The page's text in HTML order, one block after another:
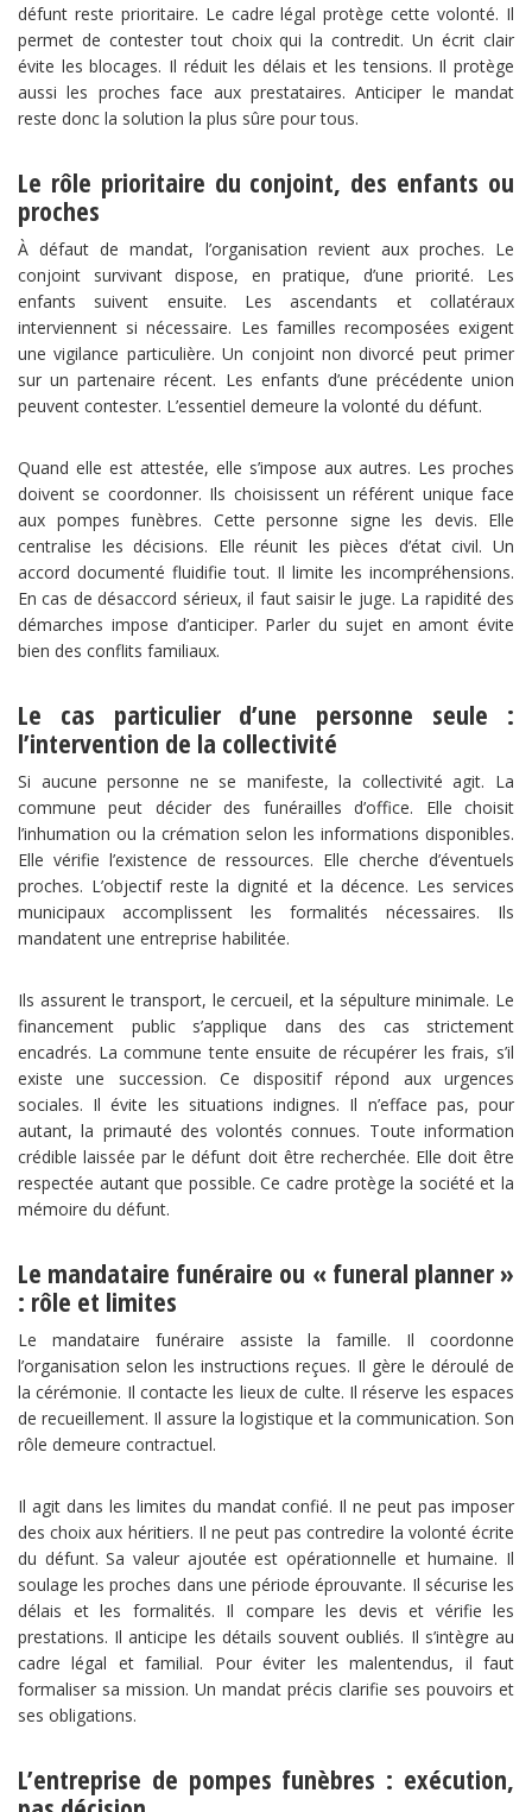
défunt reste prioritaire. Le cadre légal protège cette volonté. Il
permet de contester tout choix qui la contredit. Un écrit clair
évite les blocages. Il réduit les délais et les tensions. Il protège
aussi les proches face aux prestataires. Anticiper le mandat
reste donc la solution la plus sûre pour tous.
Le rôle prioritaire du conjoint, des enfants ou
proches
À défaut de mandat, l’organisation revient aux proches. Le
conjoint survivant dispose, en pratique, d’une priorité. Les
enfants suivent ensuite. Les ascendants et collatéraux
interviennent si nécessaire. Les familles recomposées exigent
une vigilance particulière. Un conjoint non divorcé peut primer
sur un partenaire récent. Les enfants d’une précédente union
peuvent contester. L’essentiel demeure la volonté du défunt.
Quand elle est attestée, elle s’impose aux autres. Les proches
doivent se coordonner. Ils choisissent un référent unique face
aux pompes funèbres. Cette personne signe les devis. Elle
centralise les décisions. Elle réunit les pièces d’état civil. Un
accord documenté fluidifie tout. Il limite les incompréhensions.
En cas de désaccord sérieux, il faut saisir le juge. La rapidité des
démarches impose d’anticiper. Parler du sujet en amont évite
bien des conflits familiaux.
Le cas particulier d’une personne seule :
l’intervention de la collectivité
Si aucune personne ne se manifeste, la collectivité agit. La
commune peut décider des funérailles d’office. Elle choisit
l’inhumation ou la crémation selon les informations disponibles.
Elle vérifie l’existence de ressources. Elle cherche d’éventuels
proches. L’objectif reste la dignité et la décence. Les services
municipaux accomplissent les formalités nécessaires. Ils
mandatent une entreprise habilitée.
Ils assurent le transport, le cercueil, et la sépulture minimale. Le
financement public s’applique dans des cas strictement
encadrés. La commune tente ensuite de récupérer les frais, s’il
existe une succession. Ce dispositif répond aux urgences
sociales. Il évite les situations indignes. Il n’efface pas, pour
autant, la primauté des volontés connues. Toute information
crédible laissée par le défunt doit être recherchée. Elle doit être
respectée autant que possible. Ce cadre protège la société et la
mémoire du défunt.
Le mandataire funéraire ou « funeral planner »
: rôle et limites
Le mandataire funéraire assiste la famille. Il coordonne
l’organisation selon les instructions reçues. Il gère le déroulé de
la cérémonie. Il contacte les lieux de culte. Il réserve les espaces
de recueillement. Il assure la logistique et la communication. Son
rôle demeure contractuel.
Il agit dans les limites du mandat confié. Il ne peut pas imposer
des choix aux héritiers. Il ne peut pas contredire la volonté écrite
du défunt. Sa valeur ajoutée est opérationnelle et humaine. Il
soulage les proches dans une période éprouvante. Il sécurise les
délais et les formalités. Il compare les devis et vérifie les
prestations. Il anticipe les détails souvent oubliés. Il s’intègre au
cadre légal et familial. Pour éviter les malentendus, il faut
formaliser sa mission. Un mandat précis clarifie ses pouvoirs et
ses obligations.
L’entreprise de pompes funèbres : exécution,